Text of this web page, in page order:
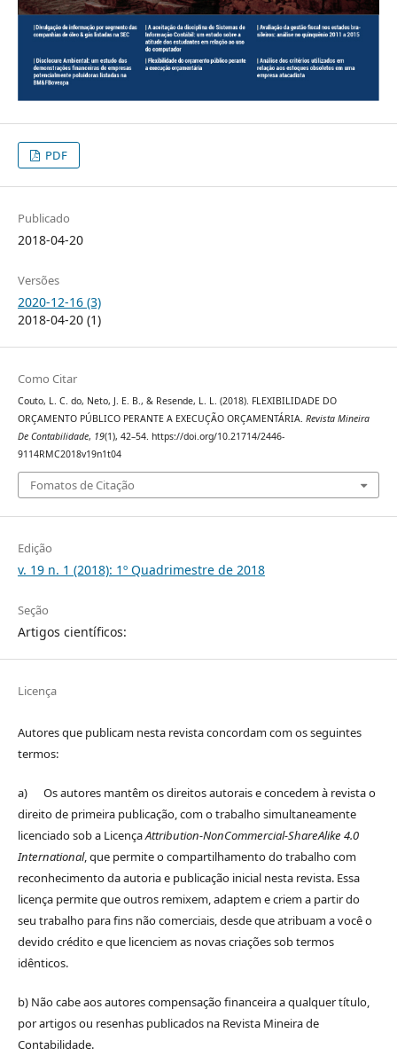
PDF
Publicado
2018-04-20
Versões
2020-12-16 (3)
2018-04-20 (1)
Como Citar
Couto, L. C. do, Neto, J. E. B., & Resende, L. L. (2018). FLEXIBILIDADE DO
ORÇAMENTO PÚBLICO PERANTE A EXECUÇÃO ORÇAMENTÁRIA. Revista Mineira
De Contabilidade, 19(1), 42–54. https://doi.org/10.21714/2446-
9114RMC2018v19n1t04
Fomatos de Citação
Edição
v. 19 n. 1 (2018): 1º Quadrimestre de 2018
Seção
Artigos científicos:
Licença
Autores que publicam nesta revista concordam com os seguintes
termos:
a) Os autores mantêm os direitos autorais e concedem à revista o
direito de primeira publicação, com o trabalho simultaneamente
licenciado sob a LicençaAttribution-NonCommercial-ShareAlike 4.0
International, que permite o compartilhamento do trabalho com
reconhecimento da autoria e publicação inicial nesta revista. Essa
licença permite que outros remixem, adaptem e criem a partir do
seu trabalho para fins não comerciais, desde que atribuam a você o
devido crédito e que licenciem as novas criações sob termos
idênticos.
b) Não cabe aos autores compensação financeira a qualquer título,
por artigos ou resenhas publicados na Revista Mineira de
Contabilidade.